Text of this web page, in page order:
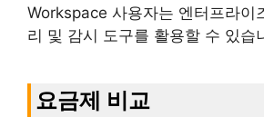
Workspace 사용자는 엔터프라이
리 및 감시 도구를 활용할 수 있습
요금제 비교